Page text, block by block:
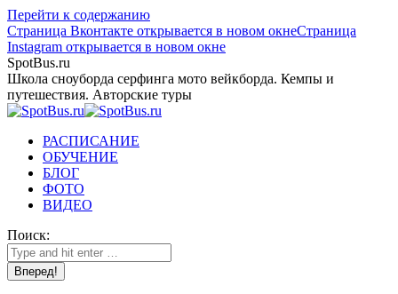
Перейти к содержанию
Страница Вконтакте открывается в новом окнеСтраница
Instagram открывается в новом окне
SpotBus.ru
Школа сноуборда серфинга мото вейкборда. Кемпы и
путешествия. Авторские туры
РАСПИСАНИЕ
ОБУЧЕНИЕ
БЛОГ
ФОТО
ВИДЕО
Поиск: